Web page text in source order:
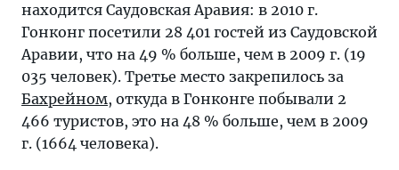
находится Саудовская Аравия: в 2010 г.
Гонконг посетили 28 401 гостей из Саудовской
Аравии, что на 49 % больше, чем в 2009 г. (19
035 человек). Третье место закрепилось за
Бахрейном, откуда в Гонконге побывали 2
466 туристов, это на 48 % больше, чем в 2009
г. (1664 человека).